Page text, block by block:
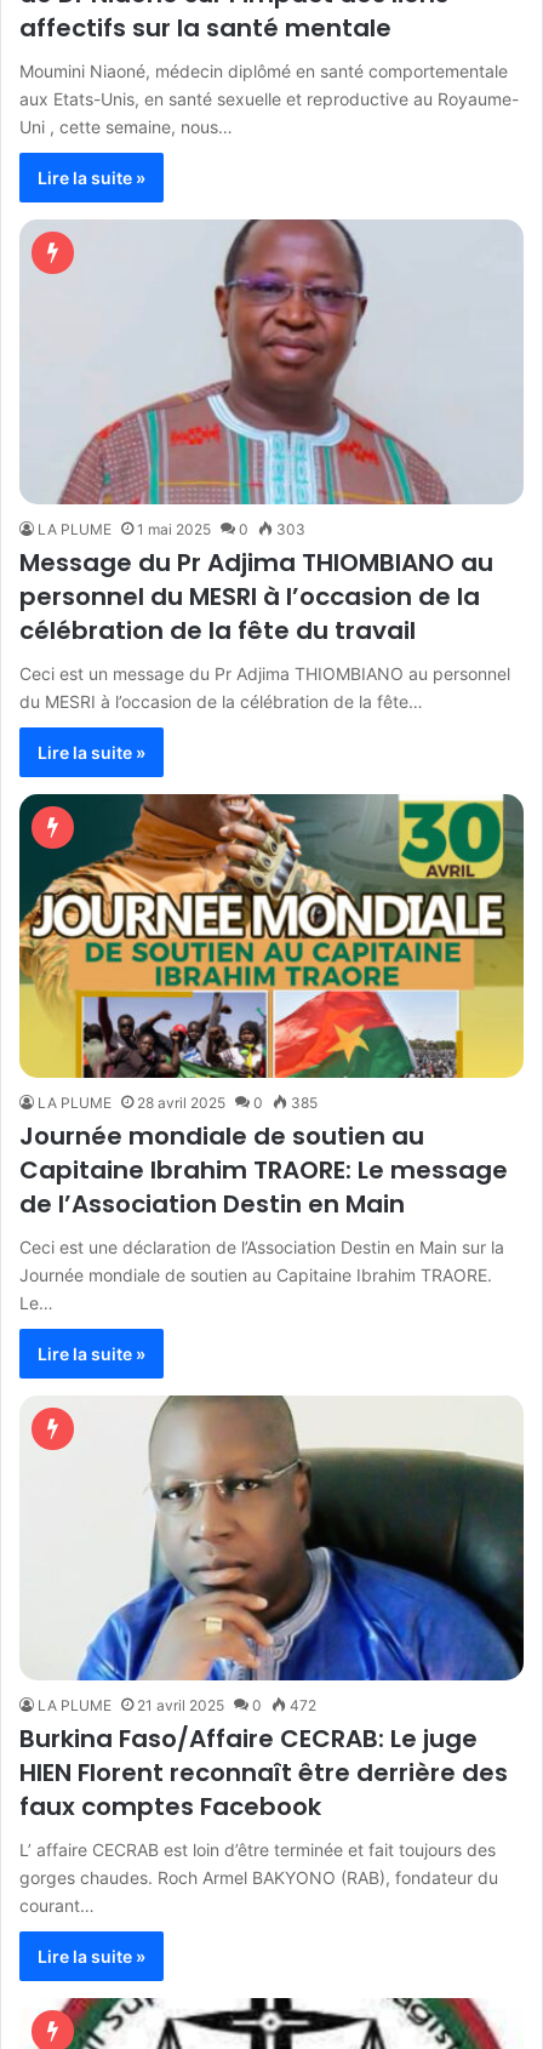
affectifs sur la santé mentale
Moumini Niaoné, médecin diplômé en santé comportementale
aux Etats-Unis, en santé sexuelle et reproductive au Royaume-
Uni , cette semaine, nous…
Lire la suite »
LA PLUME 1 mai 2025 0 303
Message du Pr Adjima THIOMBIANO au
personnel du MESRI à l’occasion de la
célébration de la fête du travail
Ceci est un message du Pr Adjima THIOMBIANO au personnel
du MESRI à l’occasion de la célébration de la fête…
Lire la suite »
LA PLUME 28 avril 2025 0 385
Journée mondiale de soutien au
Capitaine Ibrahim TRAORE: Le message
de l’Association Destin en Main
Ceci est une déclaration de l’Association Destin en Main sur la
Journée mondiale de soutien au Capitaine Ibrahim TRAORE.
Le…
Lire la suite »
LA PLUME 21 avril 2025 0 472
Burkina Faso/Affaire CECRAB: Le juge
HIEN Florent reconnaît être derrière des
faux comptes Facebook
L’ affaire CECRAB est loin d’être terminée et fait toujours des
gorges chaudes. Roch Armel BAKYONO (RAB), fondateur du
courant…
Lire la suite »